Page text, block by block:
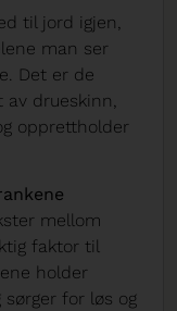
til jord igjen,
man ser
Det er de
drueskinn,
opprettholder
mellom
faktor til
holder
for løs og